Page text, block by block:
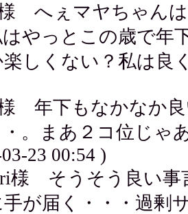
へぇマヤちゃんは
はやっとこの歳で年
しくない？私は良
年下もなかなか
・。まあ２コ位じゃ
23 00:54 )
様 そうそう良い事
が届く・・・過剰